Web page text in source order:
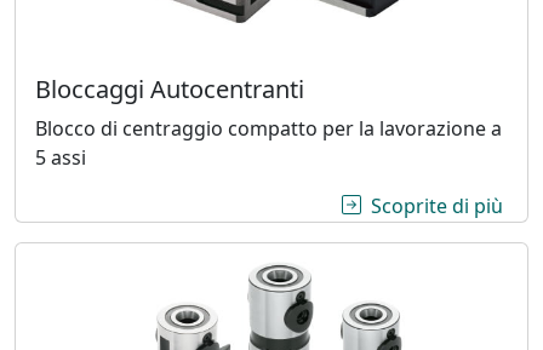
Bloccaggi Autocentranti
Blocco di centraggio compatto per la lavorazione a
5 assi
Scoprite di più